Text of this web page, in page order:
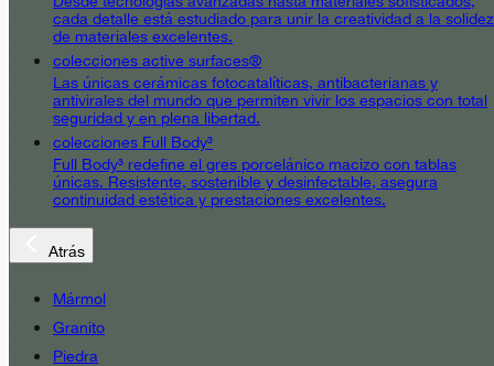
cada detalle está estudiado para unir la creatividad a la solidez
de materiales excelentes.
colecciones active surfaces®
Las únicas cerámicas fotocatalíticas, antibacterianas y
antivirales del mundo que permiten vivir los espacios con total
seguridad y en plena libertad.
colecciones Full Body³
Full Body³ redefine el gres porcelánico macizo con tablas
únicas. Resistente, sostenible y desinfectable, asegura
continuidad estética y prestaciones excelentes.
Atrás
Mármol
Granito
Piedra